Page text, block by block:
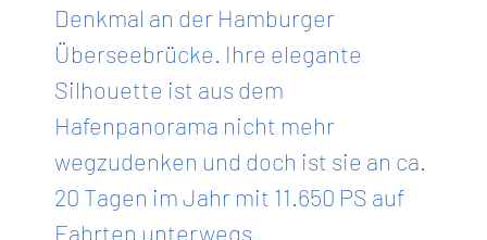
Denkmal an der Hamburger
Überseebrücke. Ihre elegante
Silhouette ist aus dem
Hafenpanorama nicht mehr
wegzudenken und doch ist sie an ca.
20 Tagen im Jahr mit 11.650 PS auf
Fahrten unterwegs.